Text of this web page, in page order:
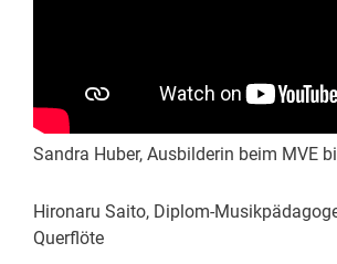
Sandra Huber, Ausbilderin beim MVE
Hironaru Saito, Diplom-
Querflöte